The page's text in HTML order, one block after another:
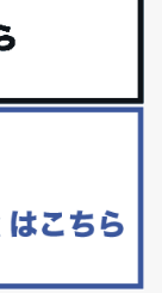
と。
ラフィフ、これ